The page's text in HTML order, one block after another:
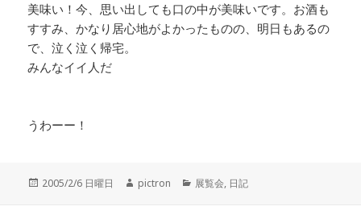
美味い！今、思い出しても口の中が美味いです。お酒も
すすみ、かなり居心地がよかったものの、明日もあるの
で、泣く泣く帰宅。
みんなイイ人だ
うわーー！
投
2005/2/6 日曜日
作
pictron
カ
展覧会, 日記